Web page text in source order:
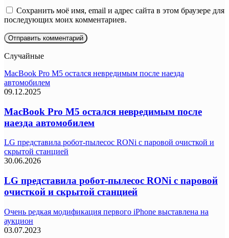
Сохранить моё имя, email и адрес сайта в этом браузере для
последующих моих комментариев.
Случайные
MacBook Pro M5 остался невредимым после наезда
автомобилем
09.12.2025
MacBook Pro M5 остался невредимым после
наезда автомобилем
LG представила робот-пылесос RONi с паровой очисткой и
скрытой станцией
30.06.2026
LG представила робот-пылесос RONi с паровой
очисткой и скрытой станцией
Очень редкая модификация первого iPhone выставлена на
аукцион
03.07.2023